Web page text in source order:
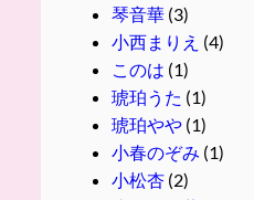
琴音華(3)
小西まりえ (4)
このは (1)
琥珀うた (1)
琥珀やや(1)
小春のぞみ (1)
小松杏(2)